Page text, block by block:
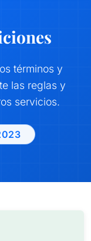
términos y
las reglas y
servicios.